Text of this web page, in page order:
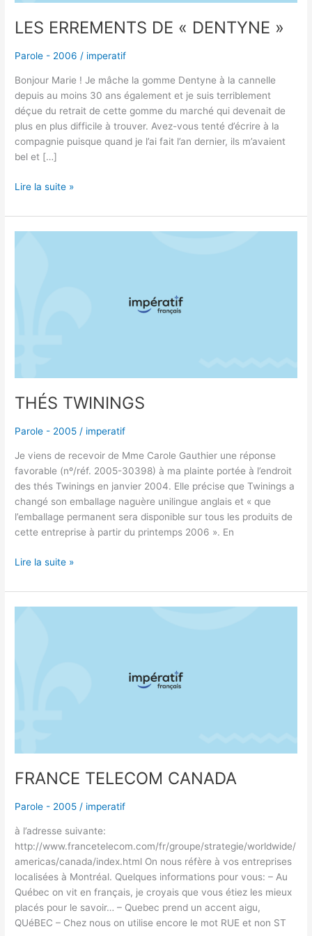
LES ERREMENTS DE « DENTYNE »
Parole - 2006 / imperatif
Bonjour Marie ! Je mâche la gomme Dentyne à la cannelle
depuis au moins 30 ans également et je suis terriblement
déçue du retrait de cette gomme du marché qui devenait de
plus en plus difficile à trouver. Avez-vous tenté d’écrire à la
compagnie puisque quand je l’ai fait l’an dernier, ils m’avaient
bel et […]
Lire la suite »
THÉS TWININGS
Parole - 2005 / imperatif
Je viens de recevoir de Mme Carole Gauthier une réponse
favorable (nº/réf. 2005-30398) à ma plainte portée à l’endroit
des thés Twinings en janvier 2004. Elle précise que Twinings a
changé son emballage naguère unilingue anglais et « que
l’emballage permanent sera disponible sur tous les produits de
cette entreprise à partir du printemps 2006 ». En
Lire la suite »
FRANCE TELECOM CANADA
Parole - 2005 / imperatif
à l’adresse suivante:
http://www.francetelecom.com/fr/groupe/strategie/worldwide/
americas/canada/index.html On nous réfère à vos entreprises
localisées à Montréal. Quelques informations pour vous: – Au
Québec on vit en français, je croyais que vous étiez les mieux
placés pour le savoir… – Quebec prend un accent aigu,
QUéBEC – Chez nous on utilise encore le mot RUE et non ST